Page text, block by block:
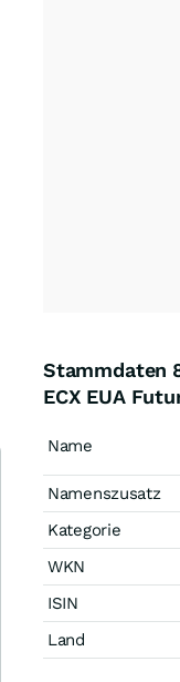
Stammdaten
ECX EUA
Name
Namenszusatz
Kategorie
WKN
ISIN
Land